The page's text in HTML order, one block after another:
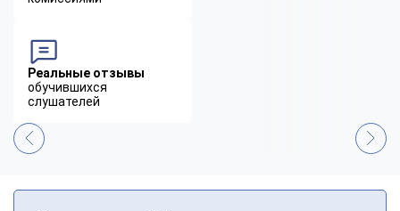
Реальные отзывы
обучившихся
слушателей